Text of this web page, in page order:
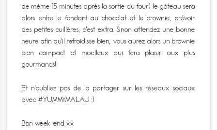
de même 15 minutes après la sortie du four) le gâteau sera
alors entre le fondant au chocolat et le brownie, prévoir
des petites cuillères, c’est extra. Sinon attendez une bonne
heure afin qu’il refroidisse bien, vous aurez alors un brownie
bien compact et moelleux qui fera plaisir aux plus
gourmands!
Et n’oubliez pas de la partager sur les réseaux sociaux
avec #YUMMYMALAU :)
Bon week-end xx